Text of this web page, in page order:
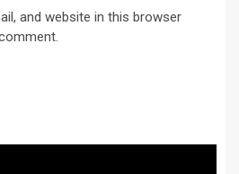
and website in this browser